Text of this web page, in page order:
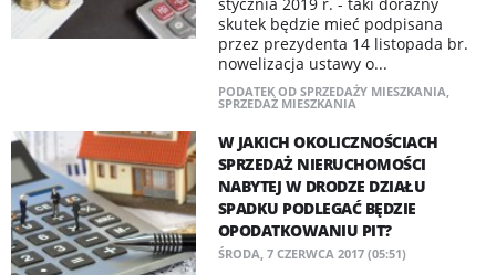
skutek będzie mieć podpisana
przez prezydenta 14 listopada br.
nowelizacja ustawy o...
PODATEK OD SPRZEDAŻY MIESZKANIA,
SPRZEDAŻ MIESZKANIA
W JAKICH OKOLICZNOŚCIACH
SPRZEDAŻ NIERUCHOMOŚCI
NABYTEJ W DRODZE DZIAŁU
SPADKU PODLEGAĆ BĘDZIE
OPODATKOWANIU PIT?
ŚRODA, 7 CZERWCA 2017 (05:51)